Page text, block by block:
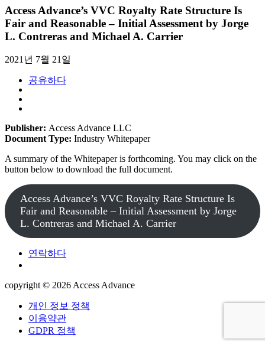
Access Advance’s VVC Royalty Rate Structure Is
Fair and Reasonable – Initial Assessment by Jorge
L. Contreras and Michael A. Carrier
2021년 7월 21일
공유하다
Publisher: Access Advance LLC
Document Type: Industry Whitepaper
A summary of the Whitepaper is forthcoming. You may click on the
button below to download the full document.
Access Advance’s VVC Royalty Rate Structure Is
Fair and Reasonable – Initial Assessment by Jorge
L. Contreras and Michael A. Carrier
연락하다
copyright © 2026 Access Advance
개인 정보 정책
이용약관
GDPR 정책